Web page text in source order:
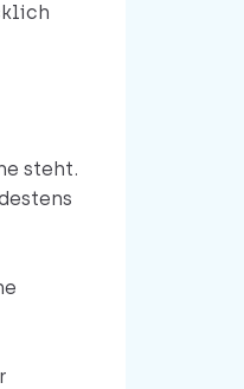
steht.